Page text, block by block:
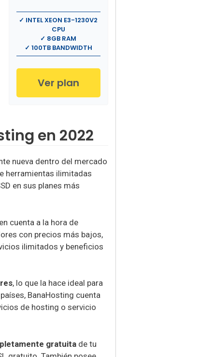
✓ INTEL XEON E3-1230V2
CPU
✓ 8GB RAM
✓ 100TB BANDWIDTH
Ver plan
en 2022
nueva dentro del mercado
herramientas ilimitadas
en sus planes más
cuenta a la hora de
con precios más bajos,
ilimitados y beneficios
, lo que la hace ideal para
BanaHosting cuenta
de hosting o servicio
gratuita de tu